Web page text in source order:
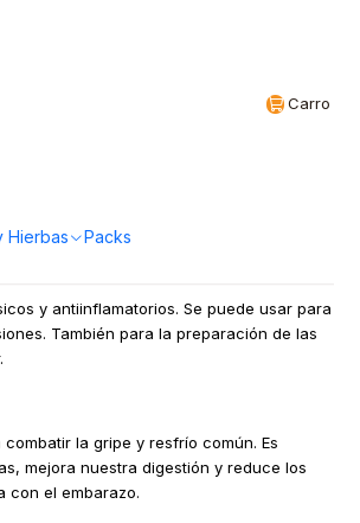
Carro
Hierbas Packs
y antiinflamatorios. Se puede usar para
También para la preparación de las
la gripe y resfrío común. Es
mejora nuestra digestión y reduce los
con el embarazo.